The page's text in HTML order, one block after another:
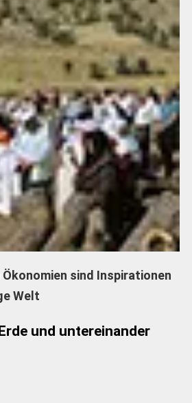
sind Inspirationen
Welt
und untereinander